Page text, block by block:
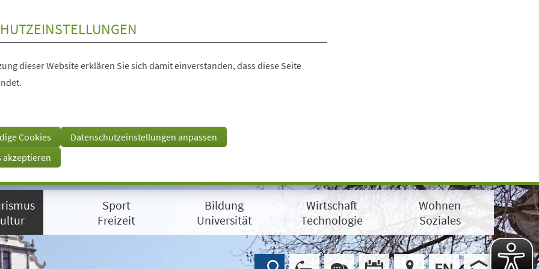
dieser Website erklären Sie sich damit einverstanden, dass diese Seite
Cookies
Datenschutzeinstellungen anpassen
akzeptieren
Sport
Freizeit
Bildung
Universität
Wirtschaft
Technologie
Wohnen
Soziales